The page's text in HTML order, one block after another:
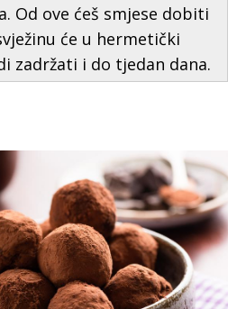
Od ove ćeš smjese dobiti
će u hermetički
zadržati i do tjedan dana.